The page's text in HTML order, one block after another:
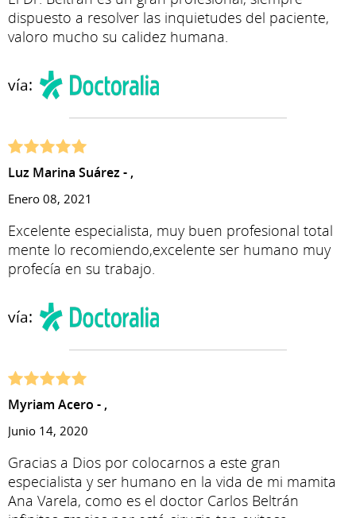
dispuesto a resolver las inquietudes del paciente,
valoro mucho su calidez humana.
vía:
Luz Marina Suárez - ,
Enero 08, 2021
Excelente especialista, muy buen profesional total
mente lo recomiendo,excelente ser humano muy
profecía en su trabajo.
vía:
Myriam Acero - ,
Junio 14, 2020
Gracias a Dios por colocarnos a este gran
especialista y ser humano en la vida de mi mamita
Ana Varela, como es el doctor Carlos Beltrán